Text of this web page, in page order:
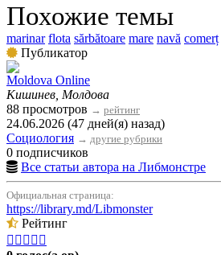
Похожие темы
marinar flota sărbătoare mare navă comerț
Публикатор
Moldova Online
Кишинев, Молдова
88 просмотров → рейтинг
24.06.2026 (47 дней(я) назад)
Социология → другие рубрики
0 подписчиков
Все статьи автора на Либмонстре
Официальная страница:
https://library.md/Libmonster
Рейтинг
    